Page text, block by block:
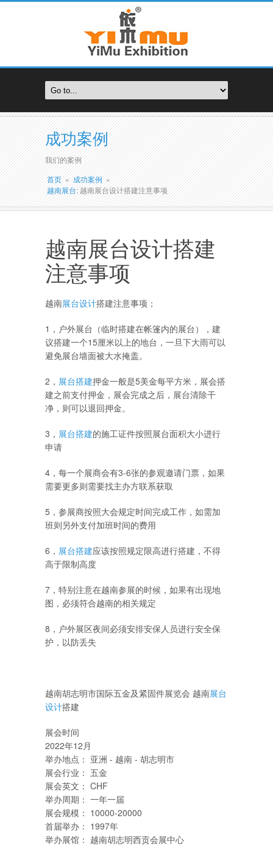
成功案例
我们的案例
首页 » 成功案例 »
越南展台: 越南展台设计搭建注意事项
越南展台设计搭建
注意事项
越南展台设计搭建注意事项；
1 ，户外展台（临时搭建在帐篷内的展台），建
议搭建一个15厘米以上的地台，一旦下大雨可以
避免展台墙面被大水掩盖。
2 ， 展台搭建押金一般是5美金每平方米，展会搭
建之前支付押金，展会完成之后，展台清除干
净，则可以退回押金。
3 ， 展台搭建的施工证件按照展台面积大小进行
申请
4 ，每一个展商会有3-6张的参观邀请门票，如果
需要更多则需要找主办方联系获取
5 ，参展商按照大会规定时间完成工作，如需加
班则另外支付加班时间的费用
6 ， 展台搭建应该按照规定限高进行搭建，不得
高于限制高度
7 ，特别注意在越南参展的时候，如果有出现地
图，必须符合越南的相关规定
8 ，户外展区夜间必须安排安保人员进行安全保
护，以防丢失
越南胡志明市国际五金及紧固件展览会 越南展台
设计搭建
展会时间
2022年12月
举办地点： 亚洲 - 越南 - 胡志明市
展会行业： 五金
展会英文： CHF
举办周期： 一年一届
展会规模： 10000-20000
首届举办： 1997年
举办展馆： 越南胡志明西贡会展中心